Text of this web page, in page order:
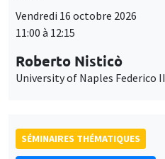
Vendredi 16 octobre 2026
11:00 à 12:15
Roberto Nisticò
University of Naples Federico II
SÉMINAIRES THÉMATIQUES